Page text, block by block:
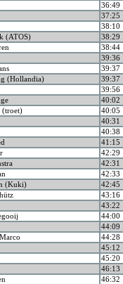
36:49
37:25
38:10
(ATOS)
38:29
38:44
39:36
39:37
(Hollandia)
39:37
39:56
40:02
(troet)
40:05
40:31
40:38
41:15
42:29
42:31
42:33
(Kuki)
42:45
43:16
43:22
44:00
44:09
44:28
45:12
45:20
46:13
46:32